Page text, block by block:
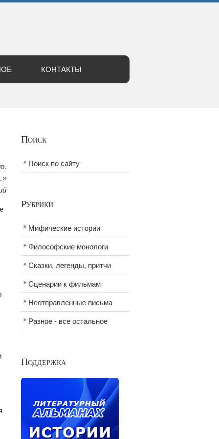
КОНТАКТЫ
Поиск
Поиск по сайту
Рубрики
Мифические истории
Философские монологи
Сказки, легенды, притчи
Сценарии к фильмам
Неотправленные письма
Разное - все остальное
Поддержка